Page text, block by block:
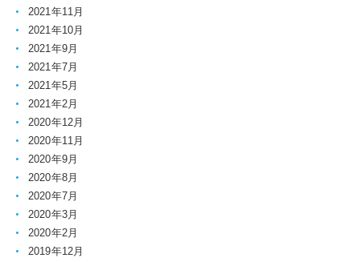
2021年11月
2021年10月
2021年9月
2021年7月
2021年5月
2021年2月
2020年12月
2020年11月
2020年9月
2020年8月
2020年7月
2020年3月
2020年2月
2019年12月